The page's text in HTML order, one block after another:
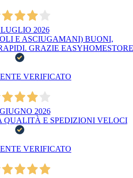
2026
E ASCIUGAMANI) BUONI,
GRAZIE EASYHOMESTORE
VERIFICATO
2026
QUALITÀ E SPEDIZIONI VELOCI
VERIFICATO